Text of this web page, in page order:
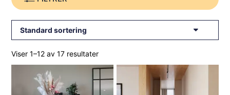
Viser 1–12 av 17 resultater